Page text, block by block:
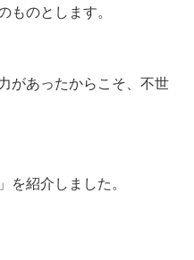
ものとします。
があったからこそ、不世
を紹介しました。